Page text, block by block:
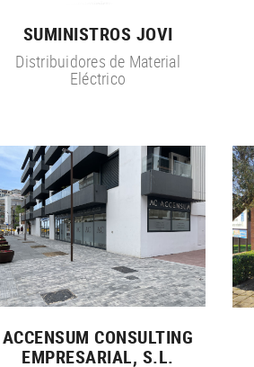
SUMINISTROS JOVI
Distribuidores de Material
Eléctrico
ACCENSUM CONSULTING
EMPRESARIAL, S.L.